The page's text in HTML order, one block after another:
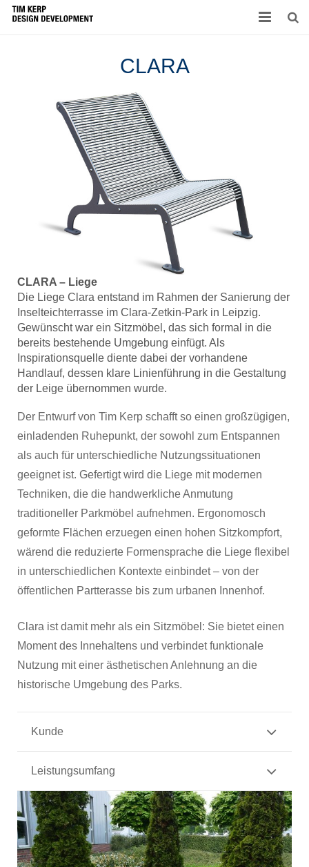
CLARA
CLARA – Liege
Die Liege Clara entstand im Rahmen der Sanierung der
Inselteichterrasse im Clara-Zetkin-Park in Leipzig.
Gewünscht war ein Sitzmöbel, das sich formal in die
bereits bestehende Umgebung einfügt. Als
Inspirationsquelle diente dabei der vorhandene
Handlauf, dessen klare Linienführung in die Gestaltung
der Leige übernommen wurde.
Der Entwurf von Tim Kerp schafft so einen großzügigen,
einladenden Ruhepunkt, der sowohl zum Entspannen
als auch für unterschiedliche Nutzungssituationen
geeignet ist. Gefertigt wird die Liege mit modernen
Techniken, die die handwerkliche Anmutung
traditioneller Parkmöbel aufnehmen. Ergonomosch
geformte Flächen erzuegen einen hohen Sitzkompfort,
wärend die reduzierte Formensprache die Liege flexibel
in unterschiedlichen Kontexte einbindet – von der
öffentlichen Partterasse bis zum urbanen Innenhof.
Clara ist damit mehr als ein Sitzmöbel: Sie bietet einen
Moment des Innehaltens und verbindet funktionale
Nutzung mit einer ästhetischen Anlehnung an die
historische Umgebung des Parks.
Kunde
Leistungsumfang